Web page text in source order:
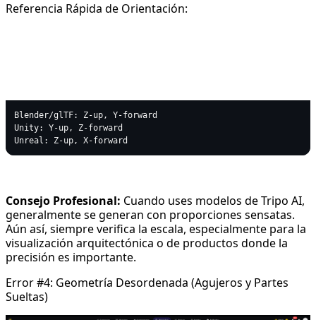
Referencia Rápida de Orientación:
Blender/glTF: Z-up, Y-forward
Unity: Y-up, Z-forward
Consejo Profesional: Cuando uses modelos de Tripo AI,
generalmente se generan con proporciones sensatas.
Aún así, siempre verifica la escala, especialmente para la
visualización arquitectónica o de productos donde la
precisión es importante.
Error #4: Geometría Desordenada (Agujeros y Partes
Sueltas)